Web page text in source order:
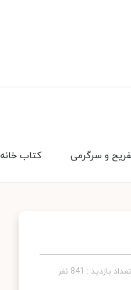
کتاب خانه و سرگرمی
تعداد بازدید : 841 نفر